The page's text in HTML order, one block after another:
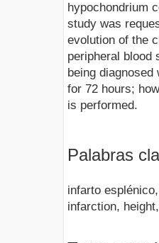
hypochondrium
study was
evolution of the
peripheral blood
being
for 72 hours;
is performed.
Palabras
infarto
infarction,